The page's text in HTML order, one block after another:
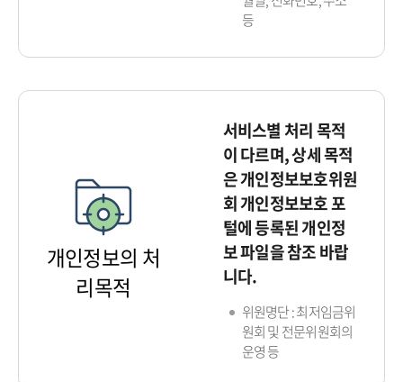
등
개인정보의 처
리목적
서비스별 처리 목적
이 다르며, 상세 목적
은 개인정보보호위원
회 개인정보보호 포
털에 등록된 개인정
보 파일을 참조 바랍
니다.
위원명단 : 최저임금위
원회 및 전문위원회의
운영 등